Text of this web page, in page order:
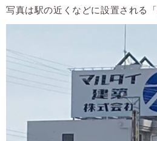
写真は駅の近くなどに設置される「